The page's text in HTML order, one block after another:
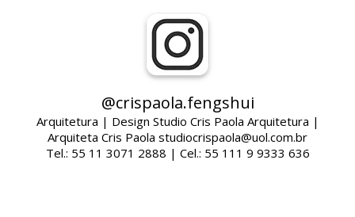
@crispaola.fengshui
Arquitetura | Design Studio Cris Paola Arquitetura |
Arquiteta Cris Paola studiocrispaola@uol.com.br
Tel.: 55 11 3071 2888 | Cel.: 55 111 9 9333 636